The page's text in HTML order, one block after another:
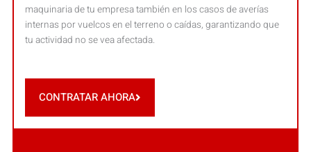
maquinaria de tu empresa también en los casos de averías
internas por vuelcos en el terreno o caídas, garantizando que
tu actividad no se vea afectada.
CONTRATAR AHORA